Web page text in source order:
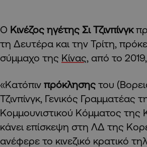
Ο Κινέζος ηγέτης Σι Τζινπίνγκ
τη Δευτέρα και την Τρίτη,
σύμμαχο της Κίνας, από το
«Κατόπιν πρόκλησης του
Τζινπίνγκ, Γενικός Γραμματέας
Κομμουνιστικού Κόμματος της
κάνει επίσκεψη στη ΛΔ της
ανέφερε το κινεζικό κρατικό